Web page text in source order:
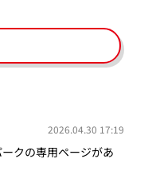
2026.04.30 17:19
クの専用ページがあ